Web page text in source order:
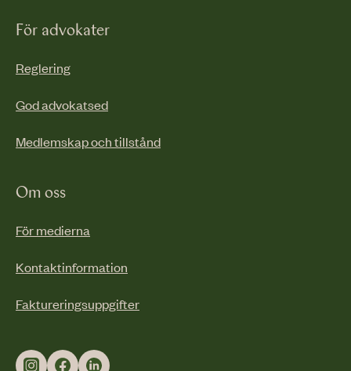
För advokater
Reglering
God advokatsed
Medlemskap och tillstånd
Om oss
För medierna
Kontaktinformation
Faktureringsuppgifter